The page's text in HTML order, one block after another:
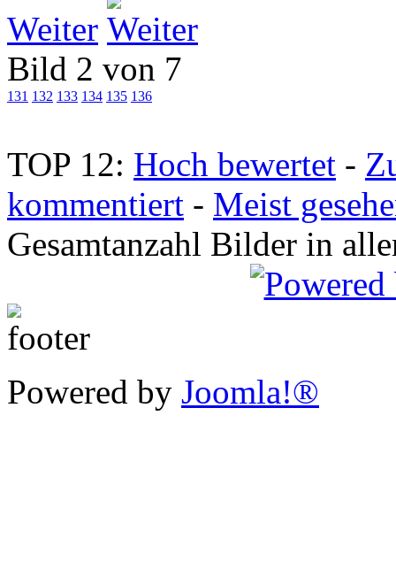
Weiter
Bild 2 von 7
131 132 133 134 135 136
TOP 12: Hoch bewertet -
kommentiert - Meist
Gesamtanzahl Bilder in
Powered by Joomla!®